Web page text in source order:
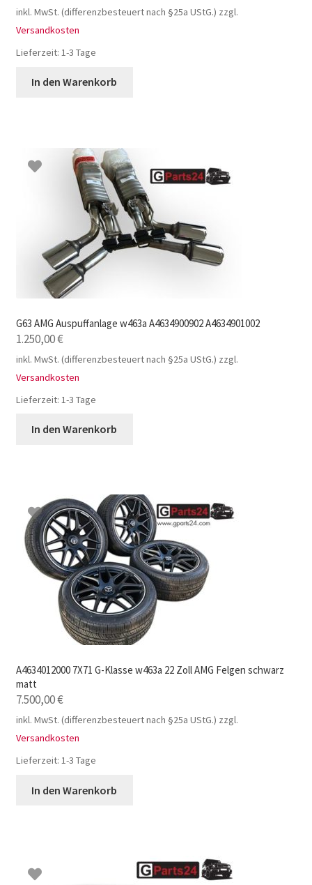
inkl. MwSt. (differenzbesteuert nach §25a UStG.) zzgl.
Versandkosten
Lieferzeit: 1-3 Tage
In den Warenkorb
G63 AMG Auspuffanlage w463a A4634900902 A4634901002
1.250,00€
inkl. MwSt. (differenzbesteuert nach §25a UStG.) zzgl.
Versandkosten
Lieferzeit: 1-3 Tage
In den Warenkorb
A4634012000 7X71 G-Klasse w463a 22 Zoll AMG Felgen schwarz
matt
7.500,00€
inkl. MwSt. (differenzbesteuert nach §25a UStG.) zzgl.
Versandkosten
Lieferzeit: 1-3 Tage
In den Warenkorb